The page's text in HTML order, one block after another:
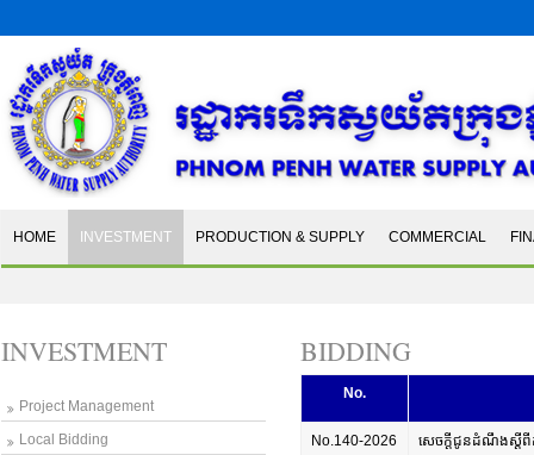
HOME INVESTMENT PRODUCTION & SUPPLY COMMERCIAL
INVESTMENT
Project Management
Local Bidding
BIDDING
No.
No.140-2026
សេចក្តីជូនដំណឹងស្តីពីក